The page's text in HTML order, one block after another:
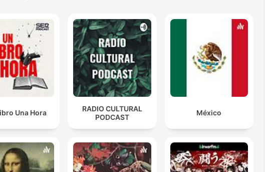
Una Hora
RADIO CULTURAL
PODCAST
México